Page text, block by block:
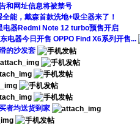
和网址信息将被禁号
能，戴森首款洗地+吸尘器来了！
电器Redmi Note 12 turbo预售开启
电器今日开售 OPPO Find X6系列开售...
的沙发套
者均送货到家